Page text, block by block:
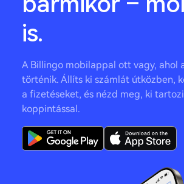
is.
A Billingo mobilappal ott vagy, ahol
történik. Állíts ki számlát útközben,
a fizetéseket, és nézd meg, ki
koppintással.